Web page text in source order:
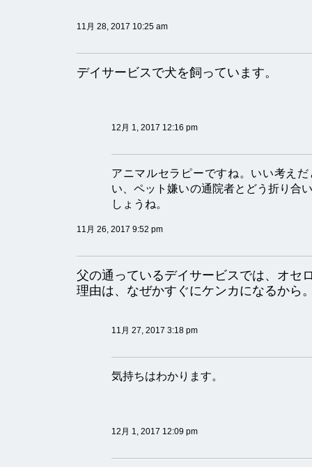
11月 28, 2017 10:25 am
デイサービスで犬を飼っています。
12月 1, 2017 12:16 pm
アニマルセラピーですね。いい考え
い、ペット嫌いの通院者とどう折り合
しょうね。
11月 26, 2017 9:52 pm
父の通っているデイサービスでは、オセ
理由は、なぜかすぐにケンカになるから
11月 27, 2017 3:18 pm
気持ちはわかります。
12月 1, 2017 12:09 pm